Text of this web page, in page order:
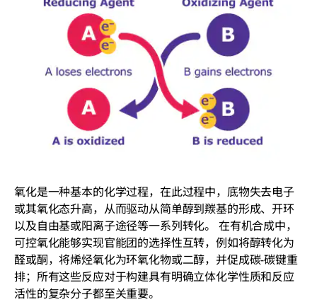
氧化是一种基本的化学过程，在此过程中，底物失去电子
或其氧化态升高，从而驱动从简单醇到羰基的形成、开环
以及自由基或阳离子途径等一系列转化。 在有机合成中，
可控氧化能够实现官能团的选择性互转，例如将醇转化为
醛或酮，将烯烃氧化为环氧化物或二醇，并促成碳-碳键重
排；所有这些反应对于构建具有明确立体化学性质和反应
活性的复杂分子都至关重要。